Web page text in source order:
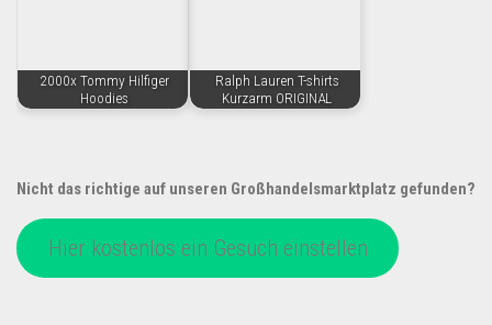
2000x Tommy Hilfiger
Hoodies
Ralph Lauren T-shirts
Kurzarm ORIGINAL
Nicht das richtige auf unseren Großhandelsmarktplatz gefunden?
Hier kostenlos ein Gesuch einstellen